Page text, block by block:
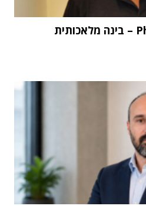
"העתיד הוא Physical AI – בינה מלאכותית